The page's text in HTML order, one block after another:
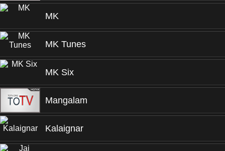
MK
MK Tunes
MK Six
Mangalam
Kalaignar